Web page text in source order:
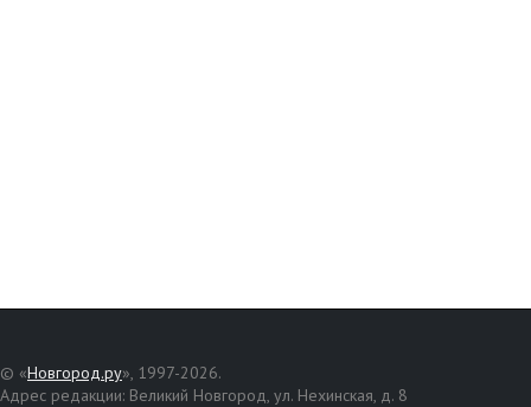
© «Новгород.ру», 1997-2026.
Адрес редакции: Великий Новгород, ул. Нехинская, д. 8